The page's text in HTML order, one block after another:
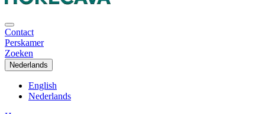
Contact
Perskamer
Zoeken
Nederlands
English
Nederlands